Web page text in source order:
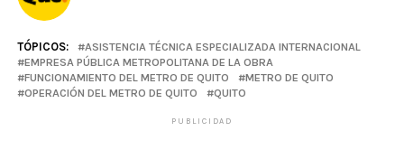
TÓPICOS:
ASISTENCIA TÉCNICA ESPECIALIZADA INTERNACIONAL
EMPRESA PÚBLICA METROPOLITANA DE LA OBRA
FUNCIONAMIENTO DEL METRO DE QUITO
METRO DE QUITO
OPERACIÓN DEL METRO DE QUITO
QUITO
PUBLICIDAD